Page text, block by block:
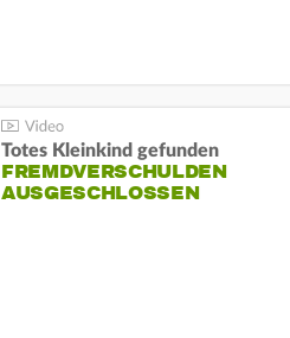
Totes Kleinkind gefunden
FREMDVERSCHULDEN
AUSGESCHLOSSEN